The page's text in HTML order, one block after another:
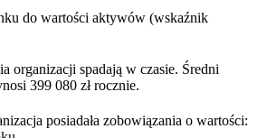
do wartości aktywów (wskaźnik
organizacji spadają w czasie. Średni
399 080 zł rocznie.
posiadała zobowiązania o wartości: